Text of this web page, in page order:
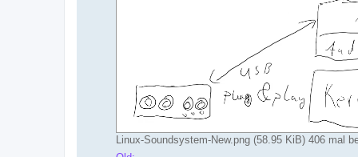
Linux-Soundsystem-New.png (58.95 KiB) 406 mal